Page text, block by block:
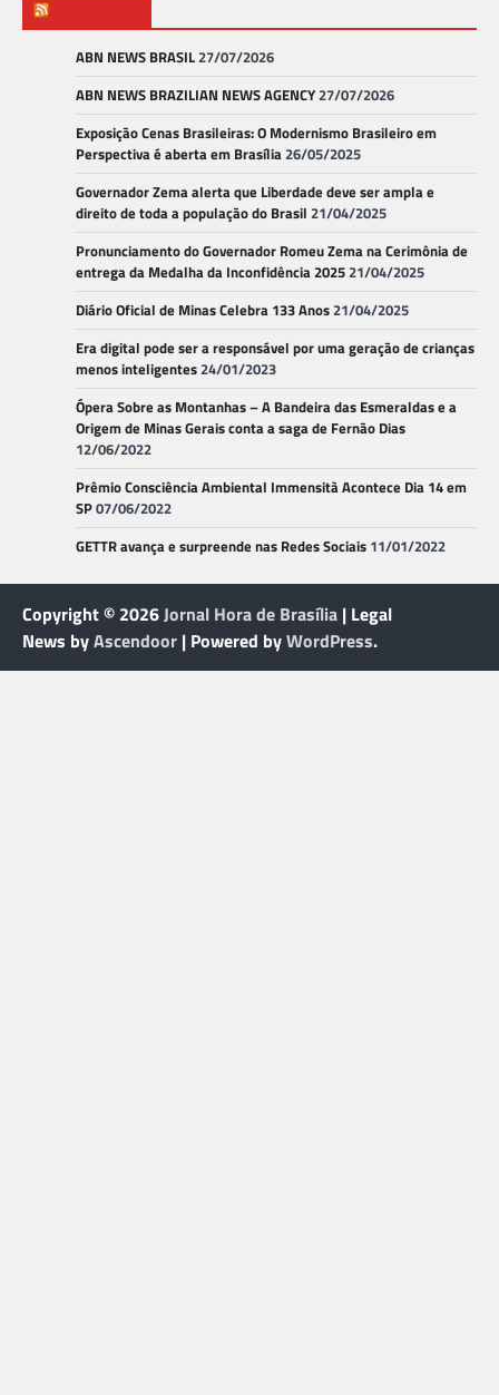
ABN NEWS BRASIL27/07/2026
ABN NEWS BRAZILIAN NEWS AGENCY27/07/2026
Exposição Cenas Brasileiras: O Modernismo Brasileiro em
Perspectiva é aberta em Brasília26/05/2025
Governador Zema alerta que Liberdade deve ser ampla e
direito de toda a população do Brasil 21/04/2025
Pronunciamento do Governador Romeu Zema na Cerimônia de
entrega da Medalha da Inconfidência 202521/04/2025
Diário Oficial de Minas Celebra 133 Anos21/04/2025
Era digital pode ser a responsável por uma geração de crianças
menos inteligentes24/01/2023
Ópera Sobre as Montanhas – A Bandeira das Esmeraldas e a
Origem de Minas Gerais conta a saga de Fernão Dias
12/06/2022
Prêmio Consciência Ambiental Immensità Acontece Dia 14 em
SP07/06/2022
GETTR avança e surpreende nas Redes Sociais 11/01/2022
Copyright © 2026Jornal Hora de Brasília | Legal
News byAscendoor | Powered byWordPress.